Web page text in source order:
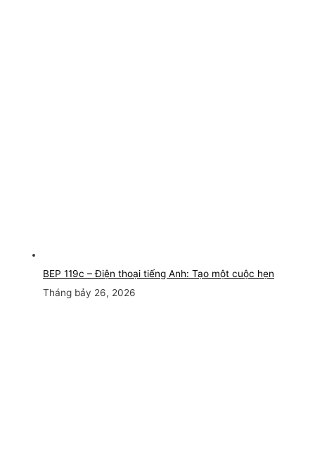
BEP 119c – Điện thoại tiếng Anh: Tạo một cuộc hẹn
Tháng bảy 26, 2026